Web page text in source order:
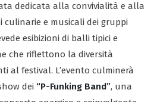
dedicata alla convivialità e alla
culinarie e musicali dei gruppi
esibizioni di balli tipici e
che riflettono la diversità
al festival. L’evento culminerà
dei “P-Funking Band”, una